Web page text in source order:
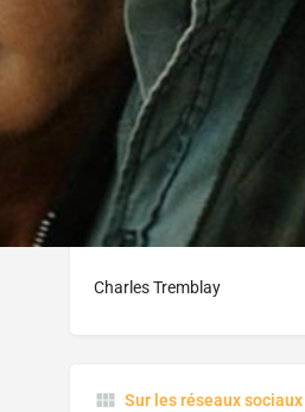
Activités
Distributeur au
Direction
Charles Tremblay
Sur les réseaux sociaux